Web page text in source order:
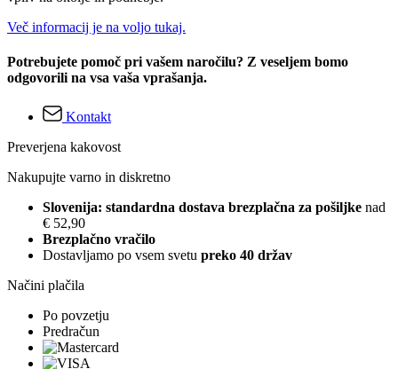
Več informacij je na voljo tukaj.
Potrebujete pomoč pri vašem naročilu? Z veseljem bomo
odgovorili na vsa vaša vprašanja.
Kontakt
Preverjena kakovost
Nakupujte varno in diskretno
Slovenija: standardna dostava brezplačna za pošiljke nad
€ 52,90
Brezplačno vračilo
Dostavljamo po vsem svetu preko 40 držav
Načini plačila
Po povzetju
Predračun